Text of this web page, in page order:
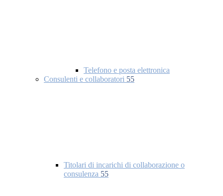
Telefono e posta elettronica
Consulenti e collaboratori 55
Titolari di incarichi di collaborazione o
consulenza 55